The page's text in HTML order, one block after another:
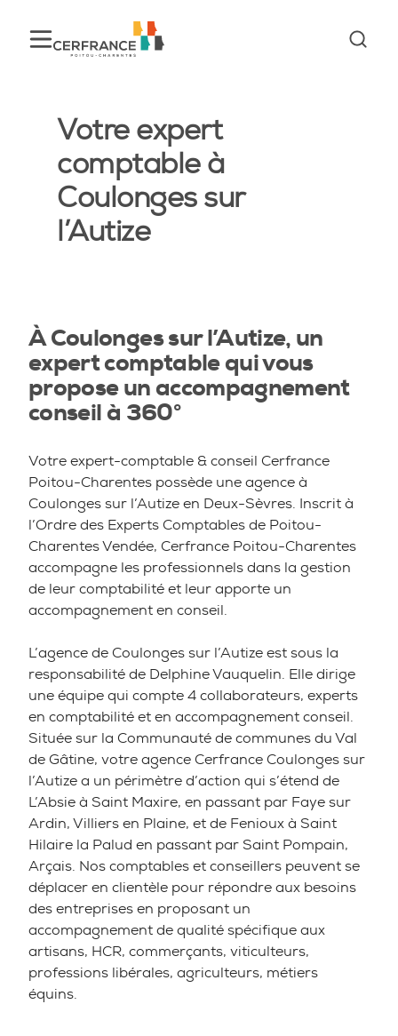
Votre expert
comptable à
Coulonges sur
l’Autize
À Coulonges sur l’Autize, un
expert comptable qui vous
propose un accompagnement
conseil à 360°
Votre expert-comptable & conseil Cerfrance
Poitou-Charentes possède une agence à
Coulonges sur l’Autize en Deux-Sèvres. Inscrit à
l’Ordre des Experts Comptables de Poitou-
Charentes Vendée, Cerfrance Poitou-Charentes
accompagne les professionnels dans la gestion
de leur comptabilité et leur apporte un
accompagnement en conseil.
L’agence de Coulonges sur l’Autize est sous la
responsabilité de Delphine Vauquelin. Elle dirige
une équipe qui compte 4 collaborateurs, experts
en comptabilité et en accompagnement conseil.
Située sur la Communauté de communes du Val
de Gâtine, votre agence Cerfrance Coulonges sur
l’Autize a un périmètre d’action qui s’étend de
L’Absie à Saint Maxire, en passant par Faye sur
Ardin, Villiers en Plaine, et de Fenioux à Saint
Hilaire la Palud en passant par Saint Pompain,
Arçais. Nos comptables et conseillers peuvent se
déplacer en clientèle pour répondre aux besoins
des entreprises en proposant un
accompagnement de qualité spécifique aux
artisans, HCR, commerçants, viticulteurs,
professions libérales, agriculteurs, métiers
équins.